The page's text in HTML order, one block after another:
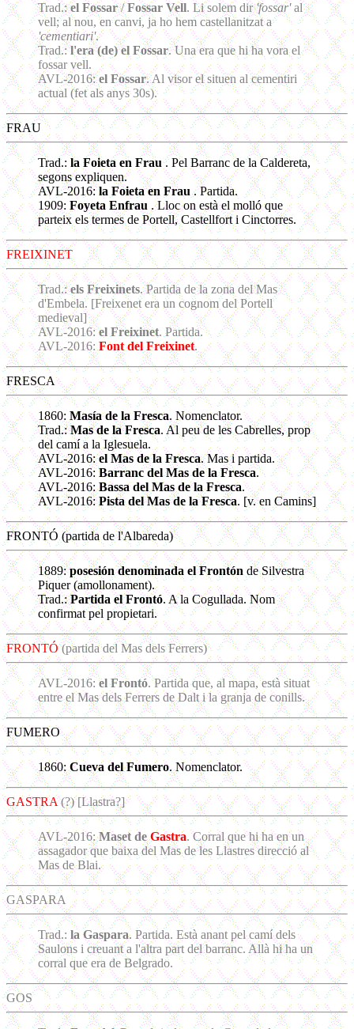
Trad.:el Fossar/Fossar Vell. Li solem dir'fossar'al
vell; al nou, en canvi, ja ho hem castellanitzat a
'cementiari'.
Trad.:l'era (de) el Fossar. Una era que hi ha vora el
fossar vell.
AVL-2016:el Fossar. Al visor el situen al cementiri
actual (fet als anys 30s).
FRAU
Trad.: la Foieta en Frau. Pel Barranc de la Caldereta,
segons expliquen.
AVL-2016:la Foieta en Frau. Partida.
1909: Foyeta Enfrau . Lloc on està el molló que
parteix els termes de Portell, Castellfort i Cinctorres.
FREIXINET
Trad.:els Freixinets. Partida de la zona del Mas
d'Embela. [Freixenet era un cognom del Portell
medieval]
AVL-2016:el Freixinet. Partida.
AVL-2016: Font del Freixinet.
FRESCA
1860: Masía de la Fresca. Nomenclator.
Trad.:Mas de la Fresca. Al peu de les Cabrelles, prop
del camí a la Iglesuela.
AVL-2016:el Mas de la Fresca. Mas i partida.
AVL-2016:Barranc del Mas de la Fresca.
AVL-2016:Bassa del Mas de la Fresca.
AVL-2016:Pista del Mas de la Fresca. [v. en Camins]
FRONTÓ (partida de l'Albareda)
1889:posesión denominada el Frontón de Silvestra
Piquer (amollonament).
Trad.:Partida el Frontó. A la Cogullada. Nom
confirmat pel propietari.
FRONTÓ (partida del Mas dels Ferrers)
AVL-2016:el Frontó. Partida que, al mapa, està situat
entre el Mas dels Ferrers de Dalt i la granja de conills.
FUMERO
1860:Cueva del Fumero. Nomenclator.
GASTRA (?) [Llastra?]
AVL-2016:Maset deGastra. Corral que hi ha en un
assagador que baixa del Mas de les Llastres direcció al
Mas de Blai.
GASPARA
Trad.: la Gaspara. Partida. Està anant pel camí dels
Saulons i creuant a l'altra part del barranc. Allà hi ha un
corral que era de Belgrado.
GOS